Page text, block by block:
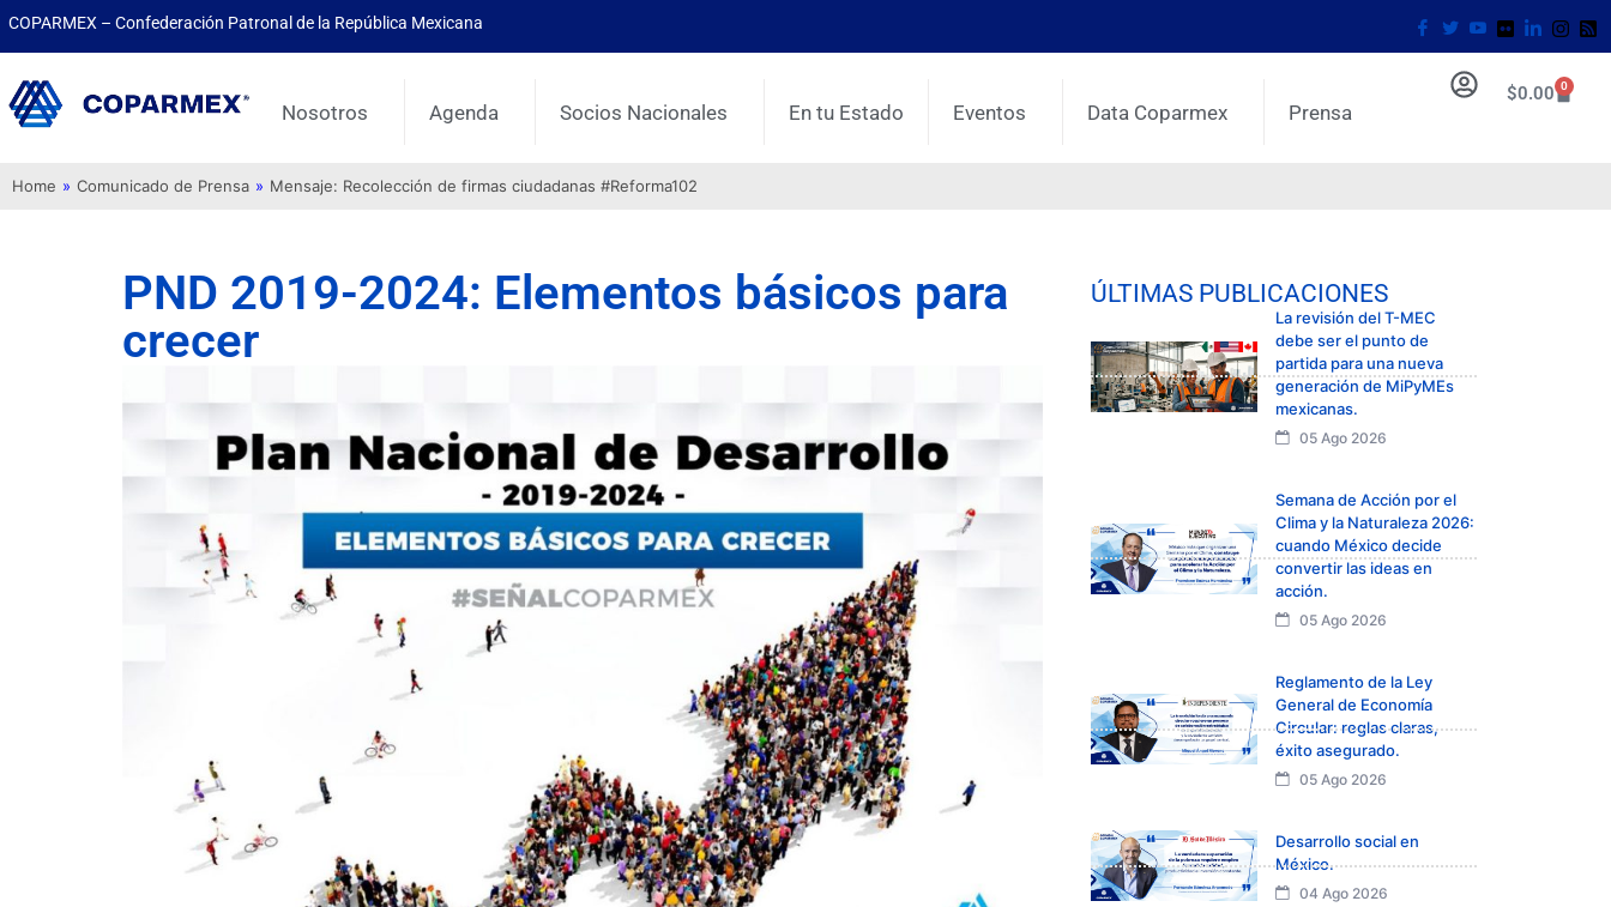
COPARMEX – Confederación Patronal de la República Mexicana
Nosotros Agenda Socios Nacionales En tu Estado Eventos Data Coparmex Prensa
$0.00 0
Home » Comunicado de Prensa » Mensaje: Recolección de firmas ciudadanas #Reforma102
PND 2019-2024: Elementos básicos para
crecer
ÚLTIMAS PUBLICACIONES
La revisión del T-MEC
debe ser el punto de
partida para una nueva
generación de MiPyMEs
mexicanas.
05 Ago 2026
Semana de Acción por el
Clima y la Naturaleza 2026:
cuando México decide
convertir las ideas en
acción.
05 Ago 2026
Reglamento de la Ley
General de Economía
Circular: reglas claras,
éxito asegurado.
05 Ago 2026
Desarrollo social en
México.
04 Ago 2026